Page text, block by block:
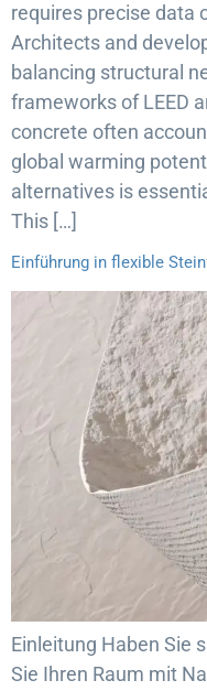
requires precise data
Architects and
balancing structural
frameworks of LEED
concrete often
global warming
alternatives is
This […]
Einführung in flexible
Einleitung Haben Sie
Sie Ihren Raum mit